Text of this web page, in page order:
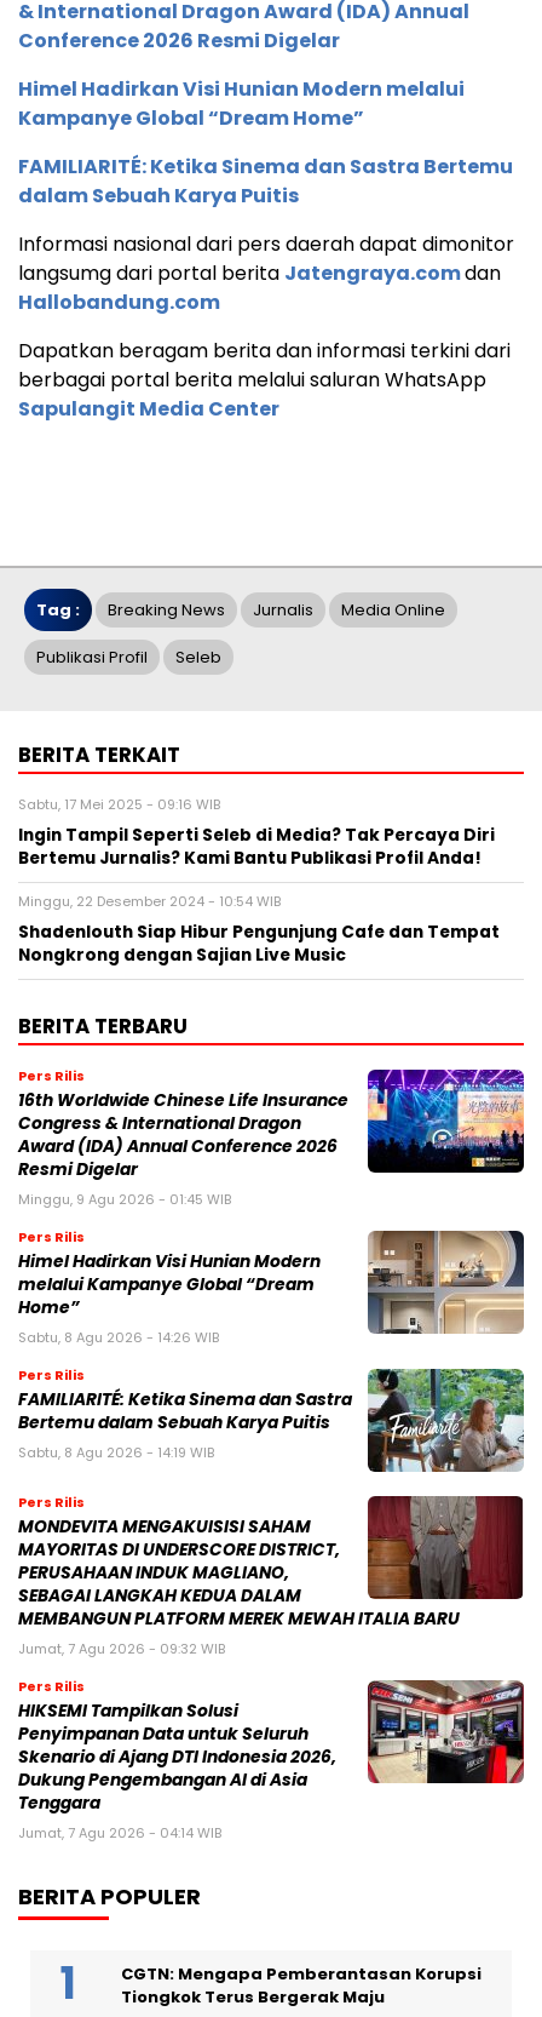
& International Dragon Award (IDA) Annual
Conference 2026 Resmi Digelar
Himel Hadirkan Visi Hunian Modern melalui
Kampanye Global “Dream Home”
FAMILIARITÉ: Ketika Sinema dan Sastra Bertemu
dalam Sebuah Karya Puitis
Informasi nasional dari pers daerah dapat dimonitor
langsumg dari portal berita Jatengraya.comdan
Hallobandung.com
Dapatkan beragam berita dan informasi terkini dari
berbagai portal berita melalui saluran WhatsApp
Sapulangit Media Center
Tag : Breaking News Jurnalis Media Online
Publikasi Profil Seleb
BERITA TERKAIT
Sabtu, 17 Mei 2025 - 09:16 WIB
Ingin Tampil Seperti Seleb di Media? Tak Percaya Diri
Bertemu Jurnalis? Kami Bantu Publikasi Profil Anda!
Minggu, 22 Desember 2024 - 10:54 WIB
Shadenlouth Siap Hibur Pengunjung Cafe dan Tempat
Nongkrong dengan Sajian Live Music
BERITA TERBARU
Pers Rilis
16th Worldwide Chinese Life Insurance
Congress & International Dragon
Award (IDA) Annual Conference 2026
Resmi Digelar
Minggu, 9 Agu 2026 - 01:45 WIB
Pers Rilis
Himel Hadirkan Visi Hunian Modern
melalui Kampanye Global “Dream
Home”
Sabtu, 8 Agu 2026 - 14:26 WIB
Pers Rilis
FAMILIARITÉ: Ketika Sinema dan Sastra
Bertemu dalam Sebuah Karya Puitis
Sabtu, 8 Agu 2026 - 14:19 WIB
Pers Rilis
MONDEVITA MENGAKUISISI SAHAM
MAYORITAS DI UNDERSCORE DISTRICT,
PERUSAHAAN INDUK MAGLIANO,
SEBAGAI LANGKAH KEDUA DALAM
MEMBANGUN PLATFORM MEREK MEWAH ITALIA BARU
Jumat, 7 Agu 2026 - 09:32 WIB
Pers Rilis
HIKSEMI Tampilkan Solusi
Penyimpanan Data untuk Seluruh
Skenario di Ajang DTI Indonesia 2026,
Dukung Pengembangan AI di Asia
Tenggara
Jumat, 7 Agu 2026 - 04:14 WIB
BERITA POPULER
CGTN: Mengapa Pemberantasan Korupsi
Tiongkok Terus Bergerak Maju